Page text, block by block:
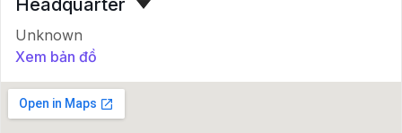
Headquarter
Unknown
Xem bản đồ